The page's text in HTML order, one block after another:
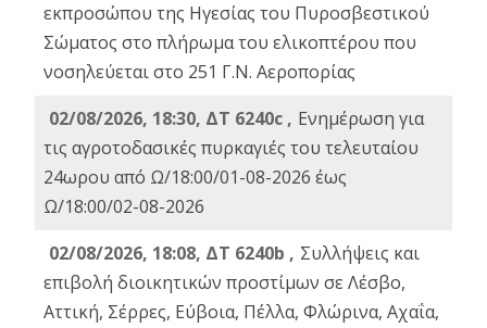
εκπροσώπου της Ηγεσίας του Πυροσβεστικού
Σώματος στο πλήρωμα του ελικοπτέρου που
νοσηλεύεται στο 251 Γ.Ν. Αεροπορίας
02/08/2026, 18:30, ΔΤ 6240c , Ενημέρωση για
τις αγροτοδασικές πυρκαγιές του τελευταίου
24ωρου από Ω/18:00/01-08-2026 έως
Ω/18:00/02-08-2026
02/08/2026, 18:08, ΔΤ 6240b , Συλλήψεις και
επιβολή διοικητικών προστίμων σε Λέσβο,
Αττική, Σέρρες, Εύβοια, Πέλλα, Φλώρινα, Αχαΐα,